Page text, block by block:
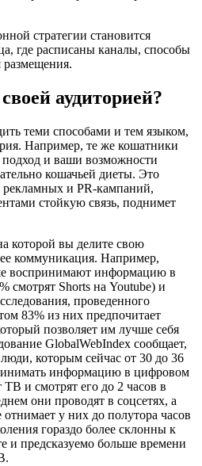
стратегии становится
где расписаны каналы, способы
размещения.
аудиторией?
теми способами и тем языком,
Например, те же кошатники
и ваши возможности
кошачьей диеты. Это
рекламных и PR-кампаний,
стойкую связь, поднимет
которой вы делите свою
коммуникация. Например,
воспринимают информацию в
смотрят Shorts на Youtube) и
проведенного
83% из них предпочитает
позволяет им лучше себя
GlobalWebIndex сообщает,
которым сейчас от 30 до 36
информацию в цифровом
и смотрят его до 2 часов в
они проводят в соцсетях, а
у них до полутора часов
гораздо более склонны к
и предсказуемо больше времени